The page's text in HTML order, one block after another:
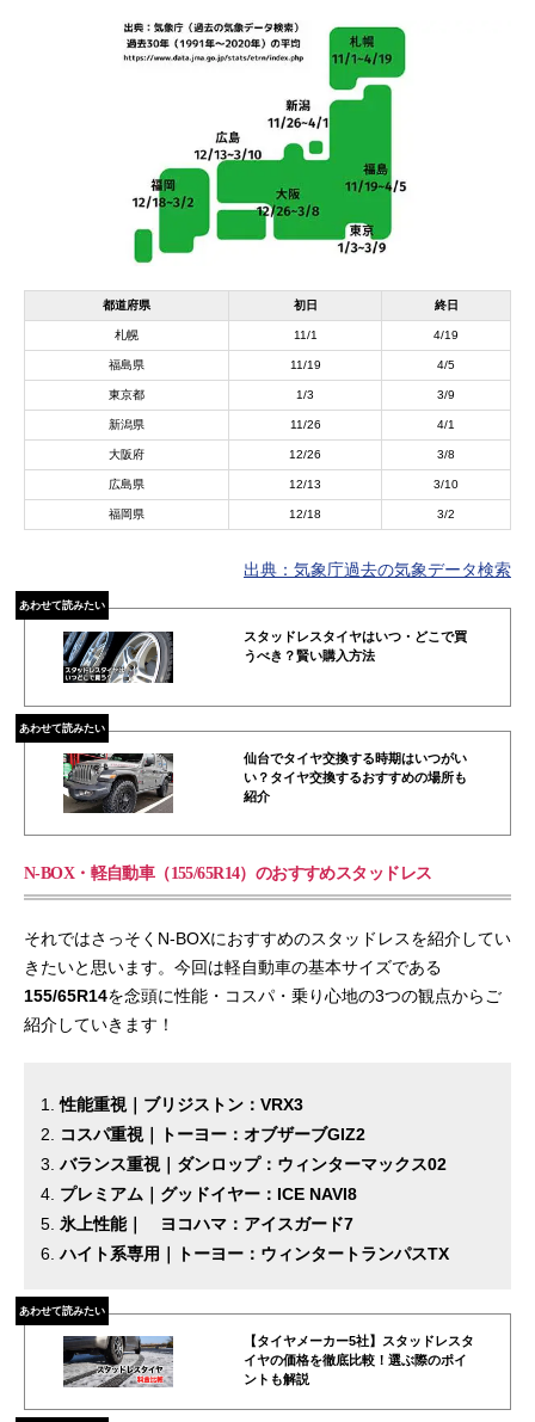
都道府県 初日 終日
札幌 11/1 4/19
福島県 11/19 4/5
東京都 1/3 3/9
新潟県 11/26 4/1
大阪府 12/26 3/8
広島県 12/13 3/10
福岡県 12/18 3/2
出典：気象庁過去の気象データ検索
あわせて読みたい
スタッドレスタイヤはいつ・どこで買
うべき？賢い購入方法
あわせて読みたい
仙台でタイヤ交換する時期はいつがい
い？タイヤ交換するおすすめの場所も
紹介
N-BOX・軽自動車（155/65R14）のおすすめスタッドレス
それではさっそくN-BOXにおすすめのスタッドレスを紹介してい
きたいと思います。今回は軽自動車の基本サイズである
155/65R14を念頭に性能・コスパ・乗り心地の3つの観点からご
紹介していきます！
性能重視｜ブリジストン：VRX3
コスパ重視｜トーヨー：オブザーブGIZ2
バランス重視｜ダンロップ：ウィンターマックス02
プレミアム｜グッドイヤー：ICE NAVI8
氷上性能｜ ヨコハマ：アイスガード7
ハイト系専用｜トーヨー：ウィンタートランパスTX
あわせて読みたい
【タイヤメーカー5社】スタッドレスタ
イヤの価格を徹底比較！選ぶ際のポイ
ントも解説